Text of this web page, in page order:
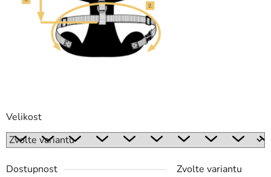
Velikost
Dostupnost Zvolte variantu